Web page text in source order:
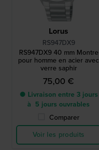
Lorus
RS947DX9
RS947DX9 40 mm Montre
pour homme en acier avec
verre saphir
75,00 €
● Livraison entre 3 jours
à 5 jours ouvrables
Comparer
Voir les produits